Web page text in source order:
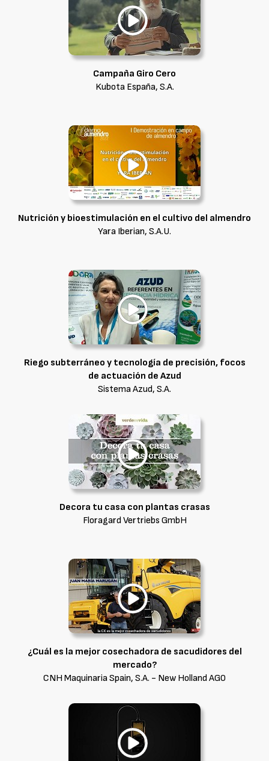
Campaña Giro Cero
Kubota España, S.A.
Nutrición y bioestimulación en el cultivo del almendro
Yara Iberian, S.A.U.
Riego subterráneo y tecnología de precisión, focos
de actuación de Azud
Sistema Azud, S.A.
Decora tu casa con plantas crasas
Floragard Vertriebs GmbH
¿Cuál es la mejor cosechadora de sacudidores del
mercado?
CNH Maquinaria Spain, S.A. - New Holland AG0